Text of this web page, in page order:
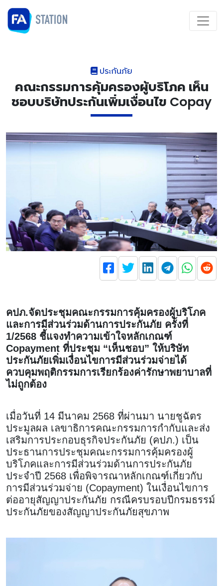
ประกันภัย
คณะกรรมการคุ้มครองผู้บริโภค เห็น
ชอบบริษัทประกันเพิ่มเงื่อนไข Copay
คปภ.จัดประชุมคณะกรรมการคุ้มครองผู้บริโภค
และการมีส่วนร่วมด้านการประกันภัย ครั้งที่
1/2568 ชี้แจงทำความเข้าใจหลักเกณฑ์
Copayment ที่ประชุม “เห็นชอบ” ให้บริษัท
ประกันภัยเพิ่มเงื่อนไขการมีส่วนร่วมจ่ายได้
ควบคุมพฤติกรรมการเรียกร้องค่ารักษาพยาบาลที่
ไม่ถูกต้อง
เมื่อวันที่ 14 มีนาคม 2568 ที่ผ่านมา นายชูฉัตร
ประมูลผล เลขาธิการคณะกรรมการกำกับและส่ง
เสริมการประกอบธุรกิจประกันภัย (คปภ.) เป็น
ประธานการประชุมคณะกรรมการคุ้มครองผู้
บริโภคและการมีส่วนร่วมด้านการประกันภัย
ประจำปี 2568 เพื่อพิจารณาหลักเกณฑ์เกี่ยวกับ
การมีส่วนร่วมจ่าย (Copayment) ในเงื่อนไขการ
ต่ออายุสัญญาประกันภัย กรณีครบรอบปีกรมธรรม์
ประกันภัยของสัญญาประกันภัยสุขภาพ